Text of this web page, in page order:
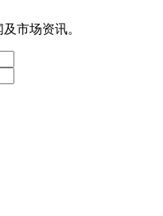
市场资讯。